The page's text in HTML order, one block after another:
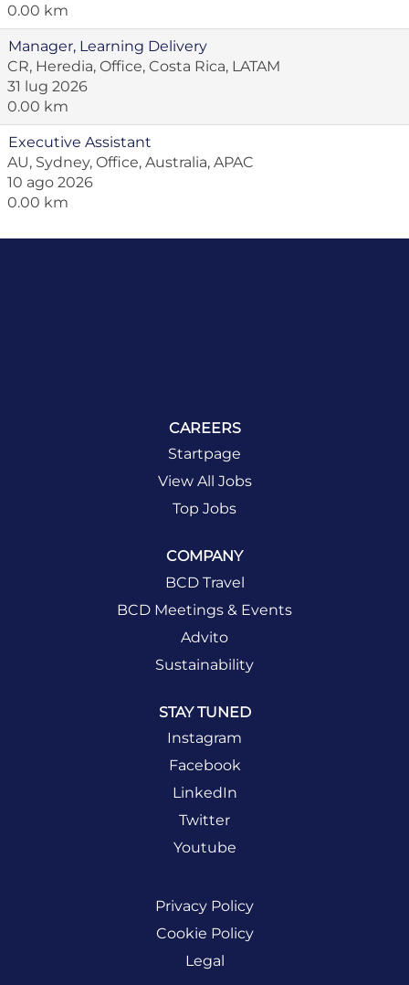
0.00 km
Manager, Learning Delivery
CR, Heredia, Office, Costa Rica, LATAM
31 lug 2026
0.00 km
Executive Assistant
AU, Sydney, Office, Australia, APAC
10 ago 2026
0.00 km
CAREERS
Startpage
View All Jobs
Top Jobs
COMPANY
BCD Travel
BCD Meetings & Events
Advito
Sustainability
STAY TUNED
Instagram
Facebook
LinkedIn
Twitter
Youtube
Privacy Policy
Cookie Policy
Legal